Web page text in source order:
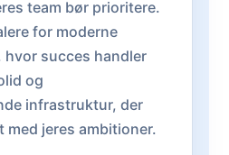
team bør prioritere.
for moderne
hvor succes handler
og
infrastruktur, der
med jeres ambitioner.